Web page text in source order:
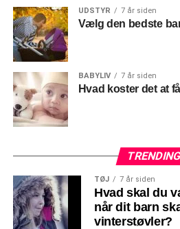
UDSTYR 7 år siden
Vælg den bedste
BABYLIV 7 år siden
Hvad koster det at
TØJ 7 år siden
Hvad skal du
når dit barn
vinterstøvler?